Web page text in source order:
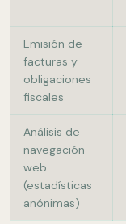
Emisión de
facturas y
obligaciones
fiscales
Análisis de
navegación
web
(estadísticas
anónimas)